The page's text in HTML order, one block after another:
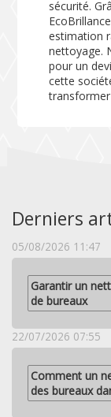
sécurité.
estimation
nettoyage.
pour un
cette
Derniers
05/08/2026 11:47
Garantir un
de bureaux
22/07/2026 07:55
Comment un
des bureaux